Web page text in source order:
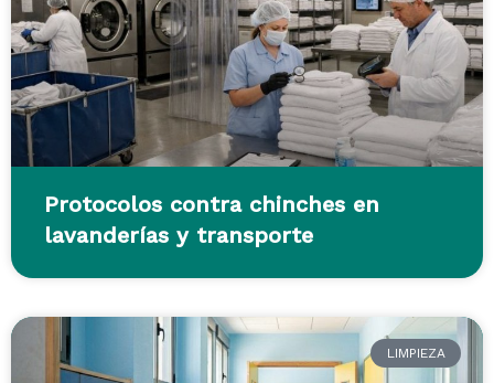
Protocolos contra chinches en
lavanderías y transporte
LIMPIEZA